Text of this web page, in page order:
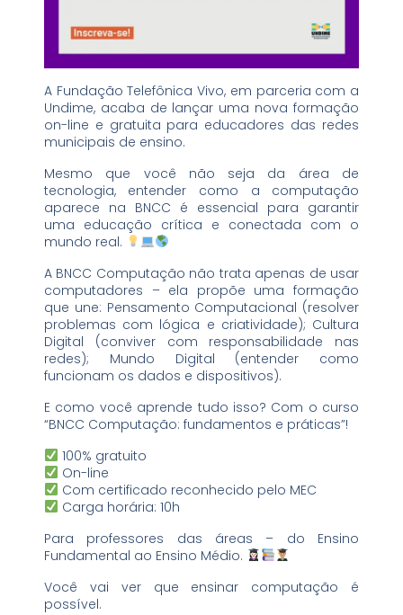
A Fundação Telefônica Vivo, em parceria com a
Undime, acaba de lançar uma nova formação
on-line e gratuita para educadores das redes
municipais de ensino.
Mesmo que você não seja da área de
tecnologia, entender como a computação
aparece na BNCC é essencial para garantir
uma educação crítica e conectada com o
mundo real.
A BNCC Computação não trata apenas de usar
computadores – ela propõe uma formação
que une: Pensamento Computacional (resolver
problemas com lógica e criatividade); Cultura
Digital (conviver com responsabilidade nas
redes); Mundo Digital (entender como
funcionam os dados e dispositivos).
E como você aprende tudo isso? Com o curso
“BNCC Computação: fundamentos e práticas”!
100% gratuito
On-line
Com certificado reconhecido pelo MEC
Carga horária: 10h
Para professores das áreas – do Ensino
Fundamental ao Ensino Médio.
Você vai ver que ensinar computação é
possível.